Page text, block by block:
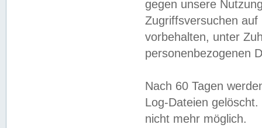
gegen unsere
Zugriffsversuchen
vorbehalten, unter
personenbezogenen
Nach 60 Tagen
Log-Dateien
nicht mehr möglich.